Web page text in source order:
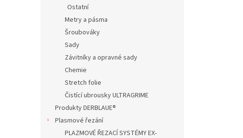
Ostatní
Metry a pásma
Šroubováky
Sady
Závitníky a opravné sady
Chemie
Stretch folie
Čistící ubrousky ULTRAGRIME
Produkty DERBLAUE®
Plasmové řezání
PLAZMOVÉ ŘEZACÍ SYSTÉMY EX-